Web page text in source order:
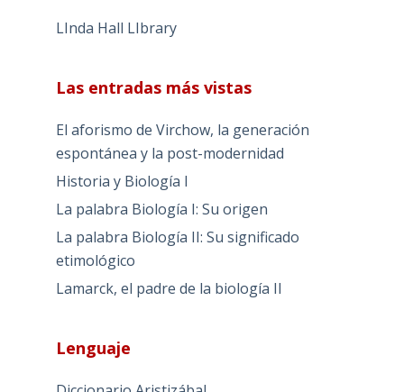
LInda Hall LIbrary
Las entradas más vistas
El aforismo de Virchow, la generación
espontánea y la post-modernidad
Historia y Biología I
La palabra Biología I: Su origen
La palabra Biología II: Su significado
etimológico
Lamarck, el padre de la biología II
Lenguaje